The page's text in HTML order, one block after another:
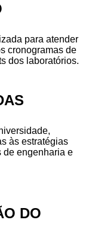
para atender
cronogramas de
dos laboratórios.
às estratégias
de engenharia e
DO